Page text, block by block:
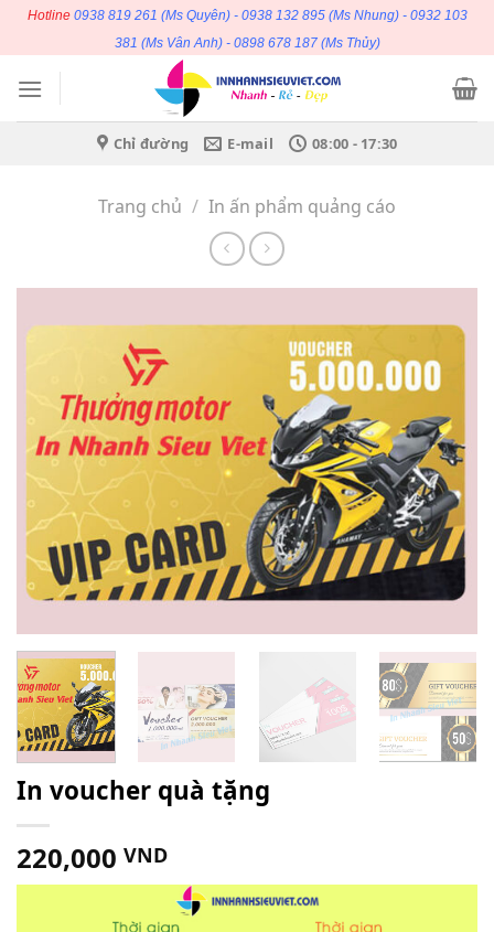
dung
Hotline 0938 819 261 (Ms Quyên) - 0938 132 895(Ms Nhung) - 0932 103
381 (Ms Vân Anh) - 0898 678 187(Ms Thủy)
Chỉ đường E-mail 08:00 - 17:30
Trang chủ / In ấn phẩm quảng cáo
In voucher quà tặng
220,000 VND